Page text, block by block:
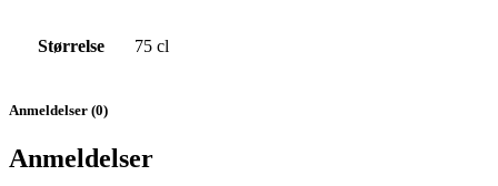
Størrelse 75 cl
Anmeldelser (0)
Anmeldelser